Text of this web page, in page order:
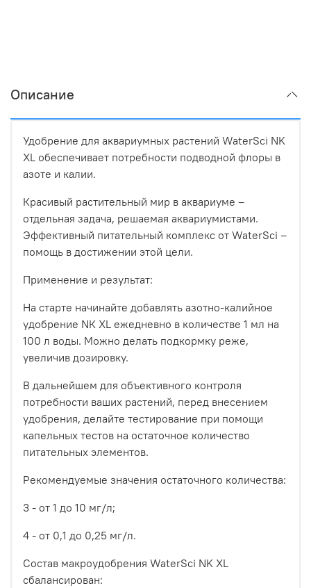
Описание
Удобрение для аквариумных растений WaterSci NK
XL обеспечивает потребности подводной флоры в
азоте и калии.
Красивый растительный мир в аквариуме –
отдельная задача, решаемая аквариумистами.
Эффективный питательный комплекс от WaterSci –
помощь в достижении этой цели.
Применение и результат:
На старте начинайте добавлять азотно-калийное
удобрение NК XL ежедневно в количестве 1 мл на
100 л воды. Можно делать подкормку реже,
увеличив дозировку.
В дальнейшем для объективного контроля
потребности ваших растений, перед внесением
удобрения, делайте тестирование при помощи
капельных тестов на остаточное количество
питательных элементов.
Рекомендуемые значения остаточного количества:
3 - от 1 до 10 мг/л;
4 - от 0,1 до 0,25 мг/л.
Состав макроудобрения WaterSci NK XL
сбалансирован: